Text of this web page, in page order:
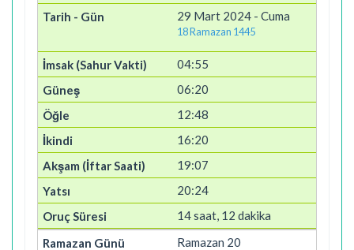
29 Mart 2024 - Cuma
18 Ramazan 1445
04:55
06:20
12:48
16:20
19:07
20:24
14 saat, 12 dakika
Ramazan 20